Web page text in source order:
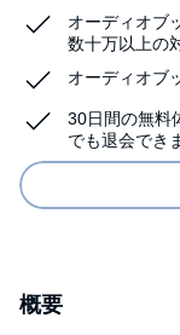
オーディオブ
数十万以上の
オーディオブ
30日間の無料
でも退会でき
概要